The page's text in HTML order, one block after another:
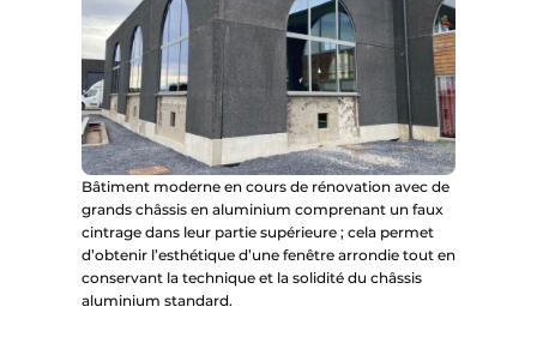
Bâtiment moderne en cours de rénovation avec de
grands châssis en aluminium comprenant un faux
cintrage dans leur partie supérieure ; cela permet
d’obtenir l’esthétique d’une fenêtre arrondie tout en
conservant la technique et la solidité du châssis
aluminium standard.